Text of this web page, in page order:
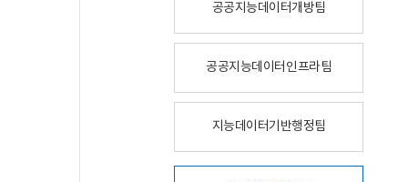
공공지능데이터개방팀
공공지능데이터인프라팀
지능데이터기반행정팀